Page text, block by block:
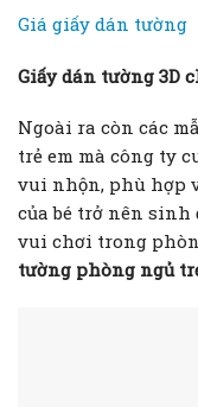
Giá giấy dán tường
Giấy dán tường 3D
Ngoài ra còn các
trẻ em mà công ty
vui nhộn, phù hợp
của bé trở nên
vui chơi trong
tường phòng ngủ